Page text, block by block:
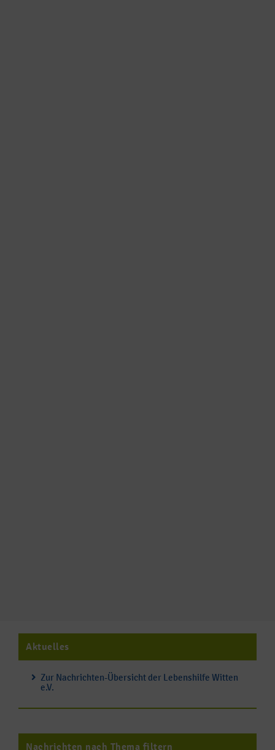
Aktuelles
Zur Nachrichten-Übersicht der Lebenshilfe Witten
e.V.
Nachrichten nach Thema filtern